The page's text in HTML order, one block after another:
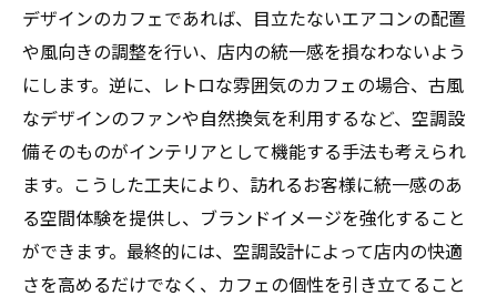
デザインのカフェであれば、目立たないエアコンの配置
や風向きの調整を行い、店内の統一感を損なわないよう
にします。逆に、レトロな雰囲気のカフェの場合、古風
なデザインのファンや自然換気を利用するなど、空調設
備そのものがインテリアとして機能する手法も考えられ
ます。こうした工夫により、訪れるお客様に統一感のあ
る空間体験を提供し、ブランドイメージを強化すること
ができます。最終的には、空調設計によって店内の快適
さを高めるだけでなく、カフェの個性を引き立てること